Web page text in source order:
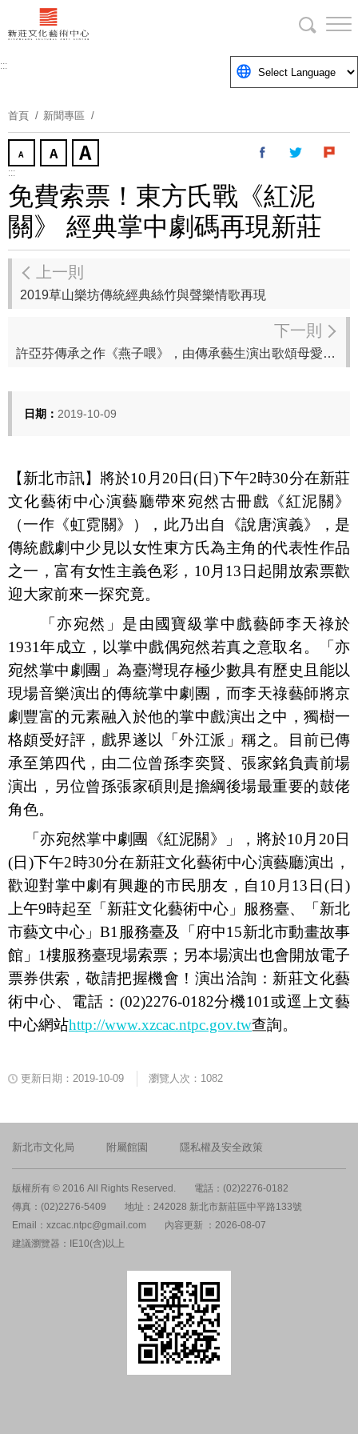
到
要
塊
:::
首頁 新聞專區
:::
免費索票！東方氏戰《紅泥
關》 經典掌中劇碼再現新莊
上一則
2019草山樂坊傳統經典絲竹與聲樂情歌再現
下一則
許亞芬傳承之作《燕子喂》，由傳承藝生演出歌頌母愛光輝
日期： 2019-10-09
【新北市訊】將於10 月 20 日(日)下午2時30分在新莊
文化藝術中心演藝廳帶來宛然古冊戲《紅泥關》
（一作《虹霓關》），此乃出自《說唐演義》，是
傳統戲劇中少見以女性東方氏為主角的代表性作品
之一，富有女性主義色彩， 10 月 13 日起開放索票歡
迎大家前來一探究竟。
「亦宛然」是由國寶級掌中戲藝師李天祿於
1931年成立，以掌中戲偶宛然若真之意取名。「亦
宛然掌中劇團」為臺灣現存極少數具有歷史且能以
現場音樂演出的傳統掌中劇團，而李天祿藝師將京
劇豐富的元素融入於他的掌中戲演出之中，獨樹一
格頗受好評，戲界遂以「外江派」稱之。目前已傳
承至第四代，由二位曾孫李奕賢、張家銘負責前場
演出，另位曾孫張家碩則是擔綱後場最重要的鼓佬
角色。
「亦宛然掌中劇團《紅泥關》」，將於10 月 20 日
(日 )下午2時30分在新莊文化藝術中心演藝廳演出，
歡迎對掌中劇有興趣的市民朋友，自 10 月 13 日 (日)
上午9時起至「新莊文化藝術中心」服務臺、「新北
市藝文中心」B1 服務臺及「府中15新北市動畫故事
館」 1樓服務臺現場索票；另本場演出也會開放電子
票券供索，敬請把握機會！演出洽詢：新莊文化藝
術中心、電話： (02)2276-0182分機101 或逕上文藝
中心網站http://www.xzcac.ntpc.gov.tw查詢。
更新日期：2019-10-09 瀏覽人次：1082
新北市文化局 附屬館園 隱私權及安全政策
版權所有 © 2016 All Rights Reserved.
電話：(02)2276-0182
傳真：(02)2276-5409
地址：242028 新北市新莊區中平路133號
Email：xzcac.ntpc@gmail.com
內容更新 ：2026-08-07
建議瀏覽器：IE10(含)以上